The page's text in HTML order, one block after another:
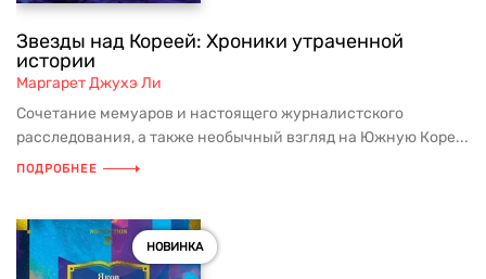
Звезды над Кореей: Хроники утраченной
истории
Маргарет Джухэ Ли
Сочетание мемуаров и настоящего журналистского
расследования, а также необычный взгляд на Южную Коре...
ПОДРОБНЕЕ
НОВИНКА